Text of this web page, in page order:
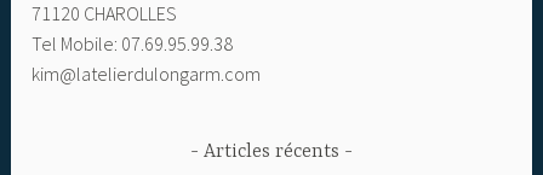
71120 CHAROLLES
Tel Mobile: 07.69.95.99.38
kim@latelierdulongarm.com
Articles récents